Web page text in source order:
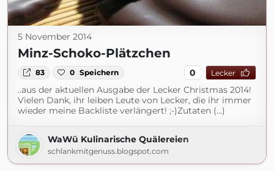
5 November 2014
Minz-Schoko-Plätzchen
83 0 Speichern 0 Lecker
..aus der aktuellen Ausgabe der Lecker Christmas 2014!
Vielen Dank, ihr leiben Leute von Lecker, die ihr immer
wieder meine Backliste verlängert! ;-)Zutaten (...)
WaWü Kulinarische Quälereien
schlankmitgenuss.blogspot.com